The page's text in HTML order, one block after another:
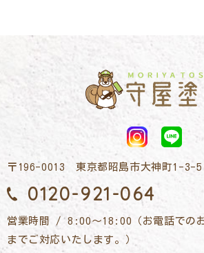
〒196-0013 東京都昭島市大神町1-3-5
0120-921-064
営業時間 / 8:00～18:00（お電話での
までご対応いたします。）